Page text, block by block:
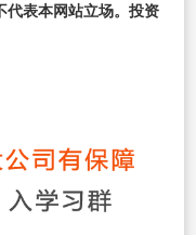
代表本网站立场。投资